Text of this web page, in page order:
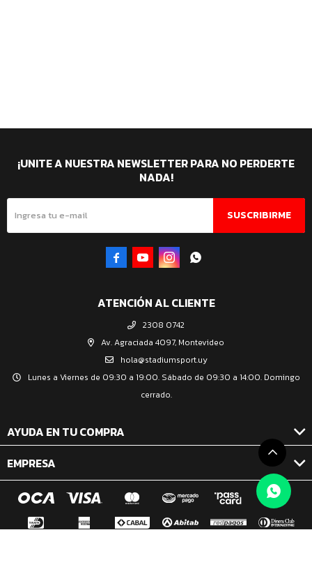
ATENCIÓN AL CLIENTE
2308 0742
Av. Agraciada 4097, Montevideo
hola@stadiumsport.uy
Lunes a Viernes de 09:30 a 19:00. Sábado de 09:30 a 14:00. Domingo
cerrado.
AYUDA EN TU COMPRA
EMPRESA
¡UNITE A NUESTRA NEWSLETTER PARA NO PERDERTE
NADA!
SUSCRIBIRME
   